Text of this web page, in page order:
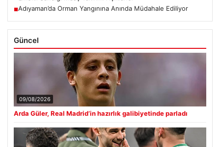
■Adıyaman’da Orman Yangınına Anında Müdahale Ediliyor
Güncel
09/08/2026
Arda Güler, Real Madrid’in hazırlık galibiyetinde parladı